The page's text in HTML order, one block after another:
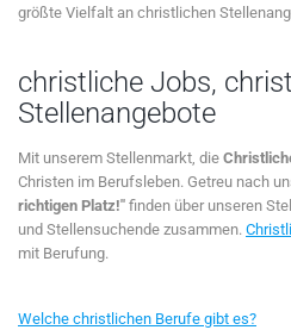
größte Vielfalt an christlichen
christliche Jobs,
Stellenangebote
Mit unserem Stellenmarkt, die
Christen im Berufsleben. Getreu nach
richtigen Platz!" finden über unseren
und Stellensuchende zusammen.
mit Berufung.
Welche christlichen Berufe gibt es?